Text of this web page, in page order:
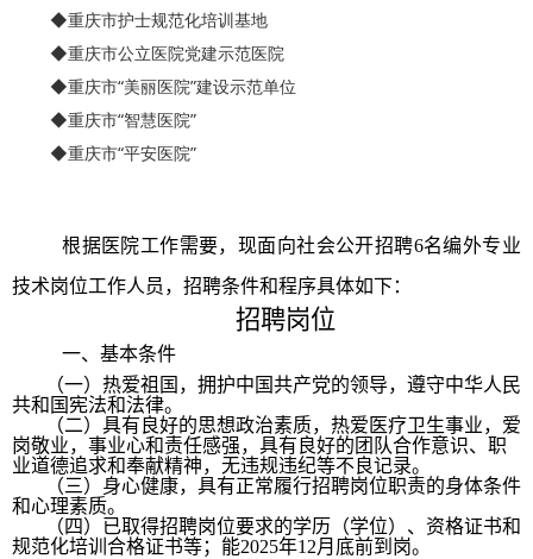
◆重庆市护士规范化培训基地
◆重庆市公立医院党建示范医院
◆重庆市“美丽医院”建设示范单位
◆重庆市“智慧医院”
◆重庆市“平安医院”
根据医院工作需要，现面向社会公开招聘6名编外专业
技术岗位工作人员，招聘条件和程序具体如下：
招聘岗位
一、基本条件
（一）热爱祖国，拥护中国共产党的领导，遵守中华人民
共和国宪法和法律。
（二）具有良好的思想政治素质，热爱医疗卫生事业，爱
岗敬业，事业心和责任感强，具有良好的团队合作意识、职
业道德追求和奉献精神，无违规违纪等不良记录。
（三）身心健康，具有正常履行招聘岗位职责的身体条件
和心理素质。
（四）已取得招聘岗位要求的学历（学位）、资格证书和
规范化培训合格证书等； 能2025年12月底前到岗。